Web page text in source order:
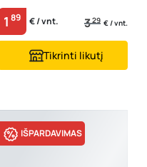
1 89 € / vnt. 329 € / vnt.
Tikrinti likutį
IŠPARDAVIMAS